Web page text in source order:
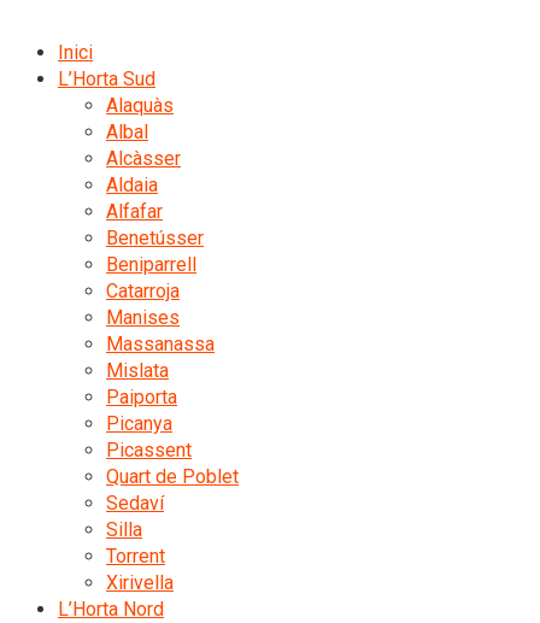
Inici
L’Horta Sud
Alaquàs
Albal
Alcàsser
Aldaia
Alfafar
Benetússer
Beniparrell
Catarroja
Manises
Massanassa
Mislata
Paiporta
Picanya
Picassent
Quart de Poblet
Sedaví
Silla
Torrent
Xirivella
L’Horta Nord